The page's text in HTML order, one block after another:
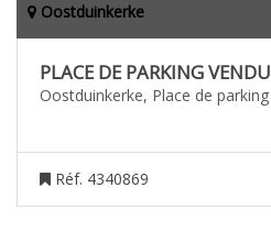
Oostduinkerke
PLACE DE PARKING VENDU
Oostduinkerke, Place de parking
Réf. 4340869